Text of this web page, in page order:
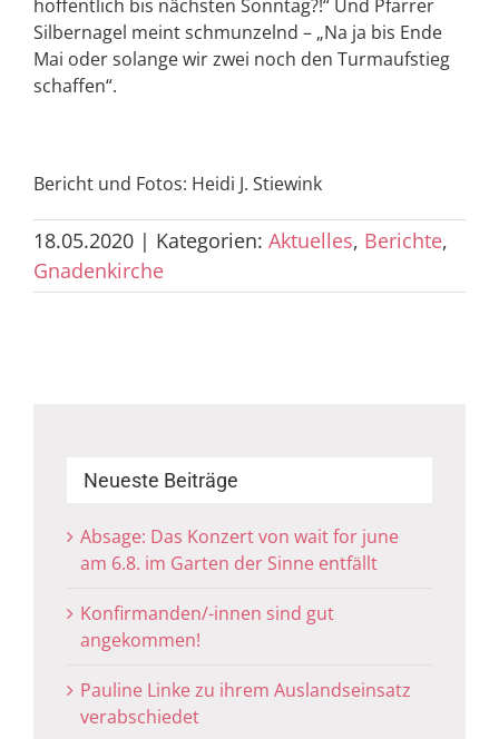
hoffentlich bis nächsten Sonntag?!“ Und Pfarrer
Silbernagel meint schmunzelnd – „Na ja bis Ende
Mai oder solange wir zwei noch den Turmaufstieg
schaffen“.
Bericht und Fotos: Heidi J. Stiewink
18.05.2020 | Kategorien: Aktuelles, Berichte,
Gnadenkirche
Neueste Beiträge
Absage: Das Konzert von wait for june
am 6.8. im Garten der Sinne entfällt
Konfirmanden/-innen sind gut
angekommen!
Pauline Linke zu ihrem Auslandseinsatz
verabschiedet